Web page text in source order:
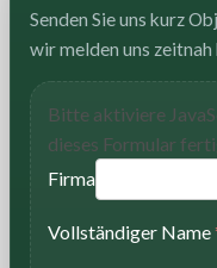
Senden Sie uns kurz
wir melden uns zeitnah
Bitte aktiviere
dieses Formular
Firma
Vollständiger Name